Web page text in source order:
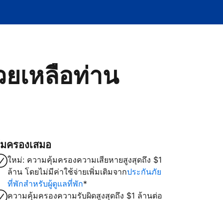
ยเหลือท่าน
ครองเสมอ
ใหม่: ความคุ้มครองความเสียหายสูงสุดถึง $1
ล้าน โดยไม่มีค่าใช้จ่ายเพิ่มเติมจากประกันภัย
ที่พักสำหรับผู้ดูแลที่พัก*
ความคุ้มครองความรับผิดสูงสุดถึง $1 ล้านต่อ